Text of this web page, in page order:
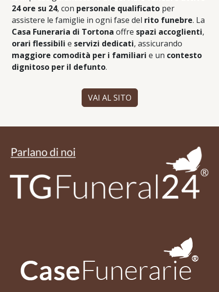
24 ore su 24, con personale qualificato per
assistere le famiglie in ogni fase del rito funebre. La
Casa Funeraria di Tortona offre spazi accoglienti,
orari flessibili e servizi dedicati, assicurando
maggiore comodità per i familiari e un contesto
dignitoso per il defunto.
VAI AL SITO